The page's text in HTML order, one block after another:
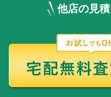
他店の見